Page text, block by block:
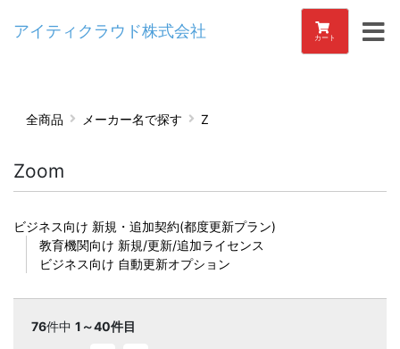
アイティクラウド株式会社 カート
全商品 メーカー名で探す Z
Zoom
ビジネス向け 新規・追加契約(都度更新プラン)
教育機関向け 新規/更新/追加ライセンス
ビジネス向け 自動更新オプション
76件中 1～40件目